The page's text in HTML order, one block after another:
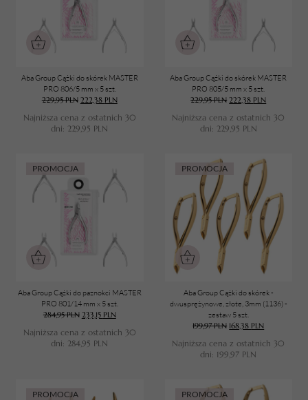
Aba Group Cążki do skórek MASTER
PRO 806/5 mm x 5 szt.
229,95PLN 222,38 PLN
Najniższa cena z ostatnich 30
dni: 229,95 PLN
Aba Group Cążki do skórek MASTER
PRO 805/5 mm x 5 szt.
229,95PLN 222,38 PLN
Najniższa cena z ostatnich 30
dni: 229,95 PLN
PROMOCJA
Aba Group Cążki do paznokci MASTER
PRO 801/14 mm x 5 szt.
284,95PLN 233,15 PLN
Najniższa cena z ostatnich 30
dni: 284,95 PLN
PROMOCJA
Aba Group Cążki do skórek -
dwusprężynowe, złote, 3mm (1136) -
zestaw 5 szt.
199,97PLN 168,38 PLN
Najniższa cena z ostatnich 30
dni: 199,97 PLN
PROMOCJA PROMOCJA